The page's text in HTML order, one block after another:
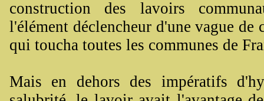
construction des lavoirs
l'élément déclencheur d'une vague de
qui toucha toutes les communes de
Mais en dehors des impératifs